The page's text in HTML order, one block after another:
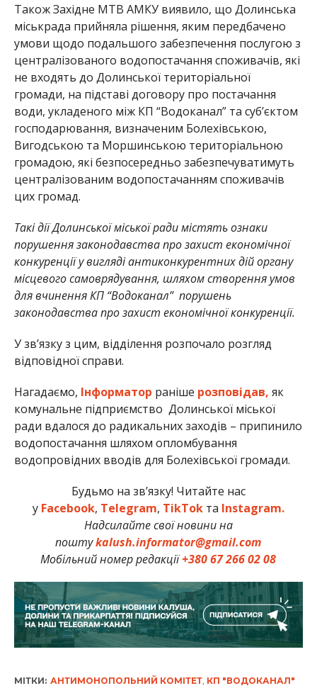
Також Західне МТВ АМКУ виявило, що Долинська
міськрада прийняла рішення, яким передбачено
умови щодо подальшого забезпечення послугою з
централізованого водопостачання споживачів, які
не входять до Долинської територіальної
громади, на підставі договору про постачання
води, укладеного між КП “Водоканал” та суб’єктом
господарювання, визначеним Болехівською,
Вигодською та Моршинською територіальною
громадою, які безпосередньо забезпечуватимуть
централізованим водопостачанням споживачів
цих громад.
Такі дії Долинської міської ради містять ознаки
порушення законодавства про захист економічної
конкуренції у вигляді антиконкурентних дій органу
місцевого самоврядування, шляхом створення умов
для вчинення КП “Водоканал” порушень
законодавства про захист економічної конкуренції.
У зв’язку з цим, відділення розпочало розгляд
відповідної справи.
Нагадаємо, Інформатор раніше розповідав, як
комунальне підприємство Долинської міської
ради вдалося до радикальних заходів – припинило
водопостачання шляхом опломбування
водопровідних вводів для Болехівської громади.
Будьмо на зв’язку! Читайте нас
у Facebook, Telegram, TikTokта Instagram.
Надсилайте свої новини на
поштуkalush.informator@gmail.com
Мобільний номер редакції+380 67 266 02 08
МІТКИ: АНТИМОНОПОЛЬНИЙ КОМІТЕТ, КП "ВОДОКАНАЛ"